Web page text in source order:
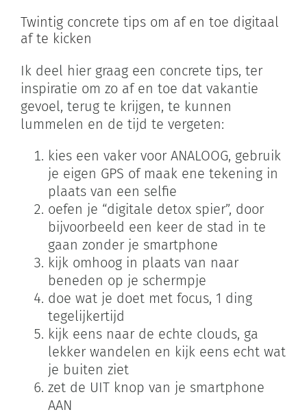
Twintig concrete tips om af en toe digitaal
af te kicken
Ik deel hier graag een concrete tips, ter
inspiratie om zo af en toe dat vakantie
gevoel, terug te krijgen, te kunnen
lummelen en de tijd te vergeten:
kies een vaker voor ANALOOG, gebruik
je eigen GPS of maak ene tekening in
plaats van een selfie
oefen je “digitale detox spier”, door
bijvoorbeeld een keer de stad in te
gaan zonder je smartphone
kijk omhoog in plaats van naar
beneden op je schermpje
doe wat je doet met focus, 1 ding
tegelijkertijd
kijk eens naar de echte clouds, ga
lekker wandelen en kijk eens echt wat
je buiten ziet
zet de UIT knop van je smartphone
AAN